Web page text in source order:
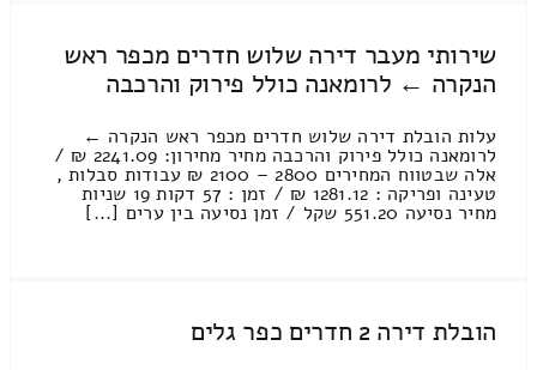
שירותי מעבר דירה שלוש חדרים מכפר ראש
הנקרה ← לרומאנה כולל פירוק והרכבה
עלות הובלת דירה שלוש חדרים מכפר ראש הנקרה ←
לרומאנה כולל פירוק והרכבה מחיר מחירון: 2241.09 ₪ /
אלה שבטווח המחירים 2800 – 2100 ₪ עבודות סבלות ,
טעינה ופריקה : 1281.12 ₪ / זמן : 57 דקות 19 שניות
מחיר נסיעה 551.20 שקל / זמן נסיעה בין ערים [...]
הובלת דירה 2 חדרים כפר גלים